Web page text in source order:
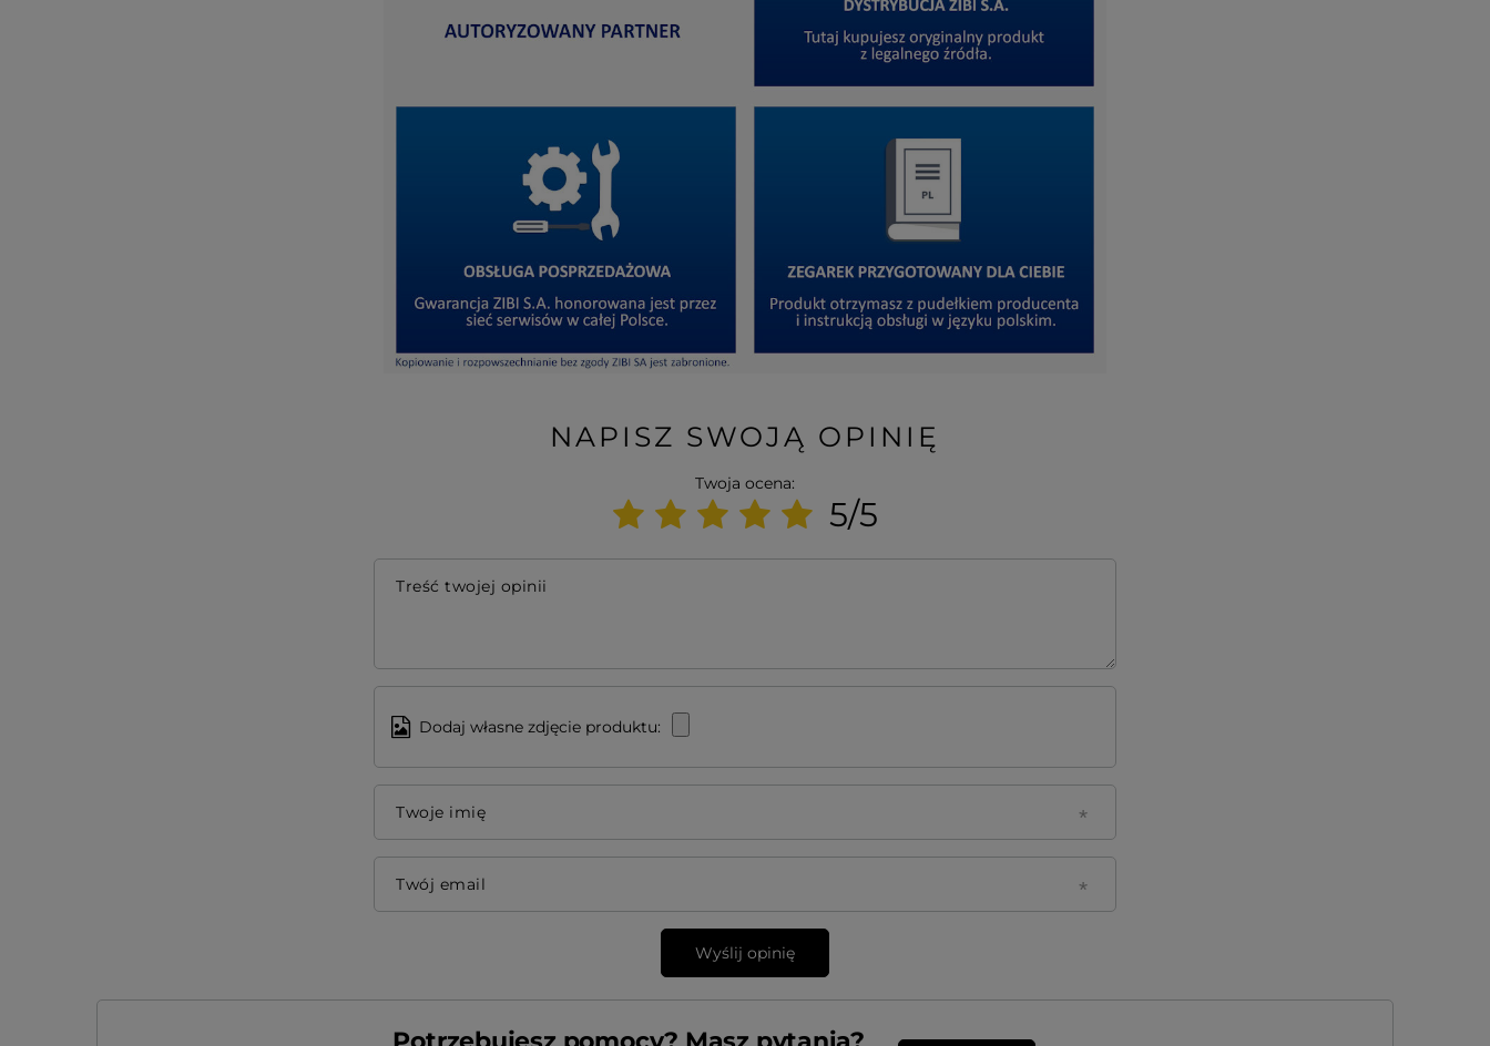
NAPISZ SWOJĄ OPINIĘ
Twoja ocena:
5/5
Treść twojej opinii
Dodaj własne zdjęcie produktu:
Twoje imię
Twój email
Wyślij opinię